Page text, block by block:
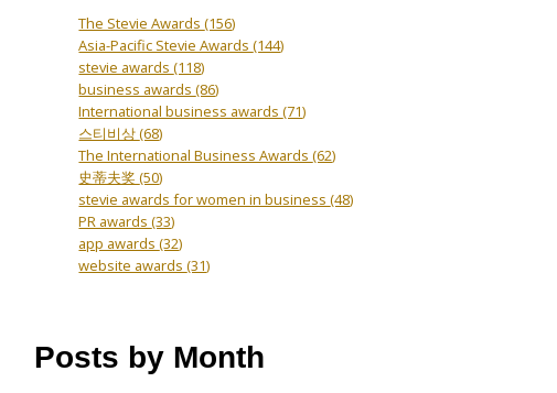
The Stevie Awards(156)
Asia-Pacific Stevie Awards(144)
stevie awards(118)
business awards(86)
International business awards(71)
스티비상(68)
The International Business Awards(62)
史蒂夫奖(50)
stevie awards for women in business(48)
PR awards(33)
app awards(32)
website awards(31)
Posts by Month